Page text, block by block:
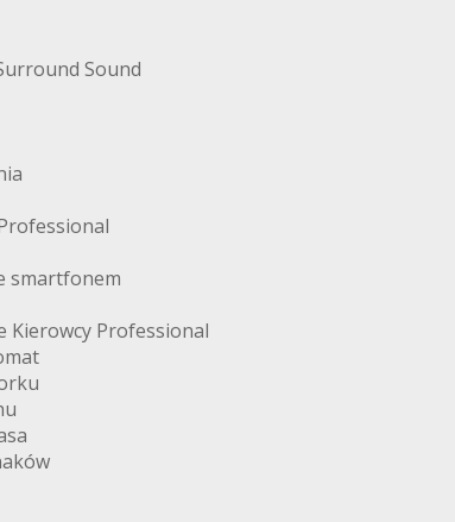
Sound
smartfonem
Kierowcy Professional